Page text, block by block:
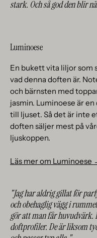
stark. Och så god den blir
Luminoese
En bukett vita liljor som
vad denna doften är.
och bärnsten med
jasmin. Luminoese är
till ljuset. Så det är inte
doften säljer mest på
ljuskoppen.
Läs mer om Luminoese
"Jag har aldrig gillat för
och obehaglig vägg i
gör att man får huvudvärk.
doftprofiler. De är liksom